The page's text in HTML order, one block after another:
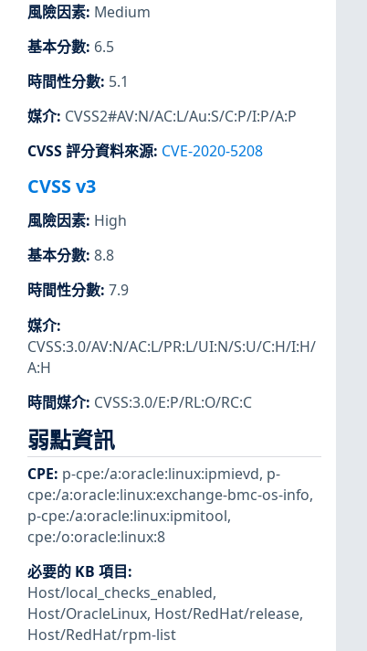
風險因素: Medium
基本分數: 6.5
時間性分數: 5.1
媒介: CVSS2#AV:N/AC:L/Au:S/C:P/I:P/A:P
CVSS 評分資料來源: CVE-2020-5208
CVSS v3
風險因素: High
基本分數: 8.8
時間性分數: 7.9
媒介:
CVSS:3.0/AV:N/AC:L/PR:L/UI:N/S:U/C:H/I:H/
A:H
時間媒介: CVSS:3.0/E:P/RL:O/RC:C
弱點資訊
CPE: p-cpe:/a:oracle:linux:ipmievd, p-
cpe:/a:oracle:linux:exchange-bmc-os-info,
p-cpe:/a:oracle:linux:ipmitool,
cpe:/o:oracle:linux:8
必要的 KB 項目:
Host/local_checks_enabled,
Host/OracleLinux, Host/RedHat/release,
Host/RedHat/rpm-list